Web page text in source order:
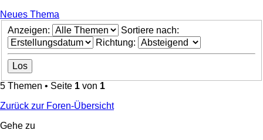
Neues Thema
Anzeigen:
Sortiere nach:
Richtung:
5 Themen • Seite 1 von 1
Zurück zur Foren-Übersicht
Gehe zu